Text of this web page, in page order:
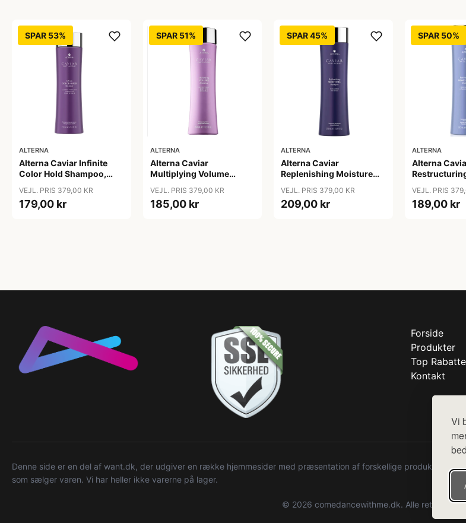
Vi
SPAR 53%
ALTERNA
Alterna Caviar Infinite
Color Hold Shampoo,
VEJL. PRIS 379,00 KR
179,00 kr
SPAR 51%
ALTERNA
Alterna Caviar
Multiplying Volume
VEJL. PRIS 379,00 KR
185,00 kr
SPAR 45%
ALTERNA
Alterna Caviar
Replenishing Moisture
VEJL. PRIS 379,00 KR
209,00 kr
SPAR 50%
ALTERNA
Alterna
VEJL. PRIS
189,00 kr
Forside
Produkter
Top
Kontakt
Denne side er en del af want.dk, der udgiver en række hjemmesider med præsentation af forskellige produkter fra
som sælger varen. Vi har heller ikke varerne på lager.
© 2026 comedancewithme.dk. Alle